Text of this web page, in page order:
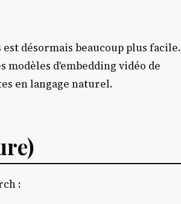
désormais beaucoup plus facile.
d'embedding vidéo de
en langage naturel.
: